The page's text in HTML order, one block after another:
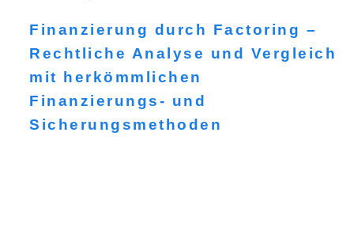
Finanzierung durch Factoring –
Rechtliche Analyse und Vergleich
mit herkömmlichen
Finanzierungs- und
Sicherungsmethoden